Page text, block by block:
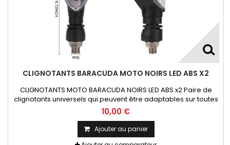
CLIGNOTANTS BARACUDA MOTO NOIRS LED ABS X2
CLIGNOTANTS MOTO BARACUDA NOIRS LED ABS x2 Paire de
clignotants universels qui peuvent être adaptables sur toutes
motos ou scooters
10,00 €
Ajouter au panier